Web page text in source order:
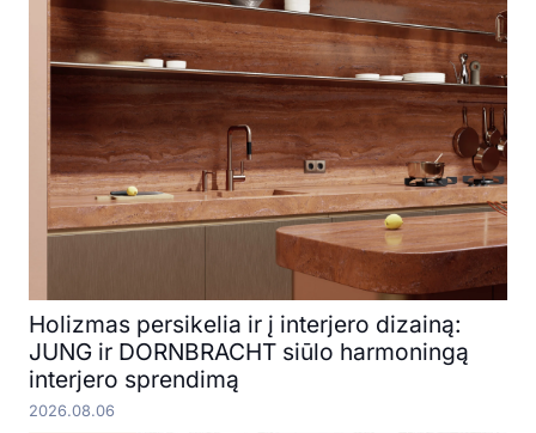
Holizmas persikelia ir į interjero dizainą:
JUNG ir DORNBRACHT siūlo harmoningą
interjero sprendimą
2026.08.06